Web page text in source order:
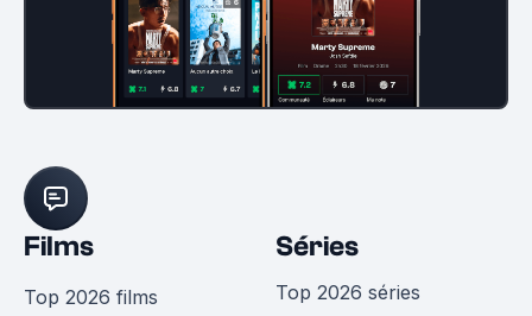
Films
Top 2026 films
Séries
Top 2026 séries